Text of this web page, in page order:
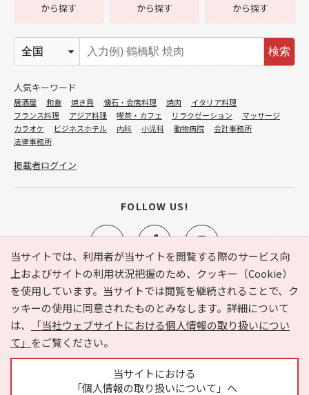
当サイトでは、利用者が当サイトを閲覧する際のサービス向
上およびサイトの利用状況把握のため、クッキー（Cookie）
を使用しています。当サイトでは閲覧を継続されることで、ク
ッキーの使用に同意されたものとみなします。詳細について
は、
「当社ウェブサイトにおける個人情報の取り扱いについ
て」 をご覧ください。
当サイトにおける
「個人情報の取り扱いについて」へ
e-NAVITA（イーナビタ）とは？ お気に入り
ヘルプ
利用規約
個人情報の取り扱いについて
運営会社
サイトマップ
広告掲載に関するお問い合わせ
から探す
から探す
から探す
検索
人気キーワード
居酒屋 和食 焼き鳥 懐石・会席料理 焼肉
イタリア料理
フランス料理
アジア料理 喫茶・カフェ リラクゼーション
マッサージ
カラオケ
ビジネスホテル 内科 小児科 動物病院
会計事務所
法律事務所
掲載者ログイン
FOLLOW US!